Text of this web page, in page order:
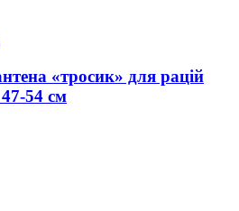
«тросик» для рацій
54 см